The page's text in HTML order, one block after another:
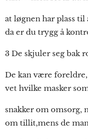
at løgnen har plass til
da er du trygg å
3 De skjuler seg bak
De kan være
vet hvilke masker
snakker om omsorg,
om tillit,mens de